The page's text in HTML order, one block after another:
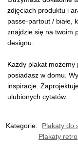
zdjęciach produktu i
passe-partout / białe,
znajdzie się na twoim
designu.
Każdy plakat
posiadasz w domu.
inspiracje.
ulubionych cytatów.
Kategorie:
Plakaty do
Plakaty retro